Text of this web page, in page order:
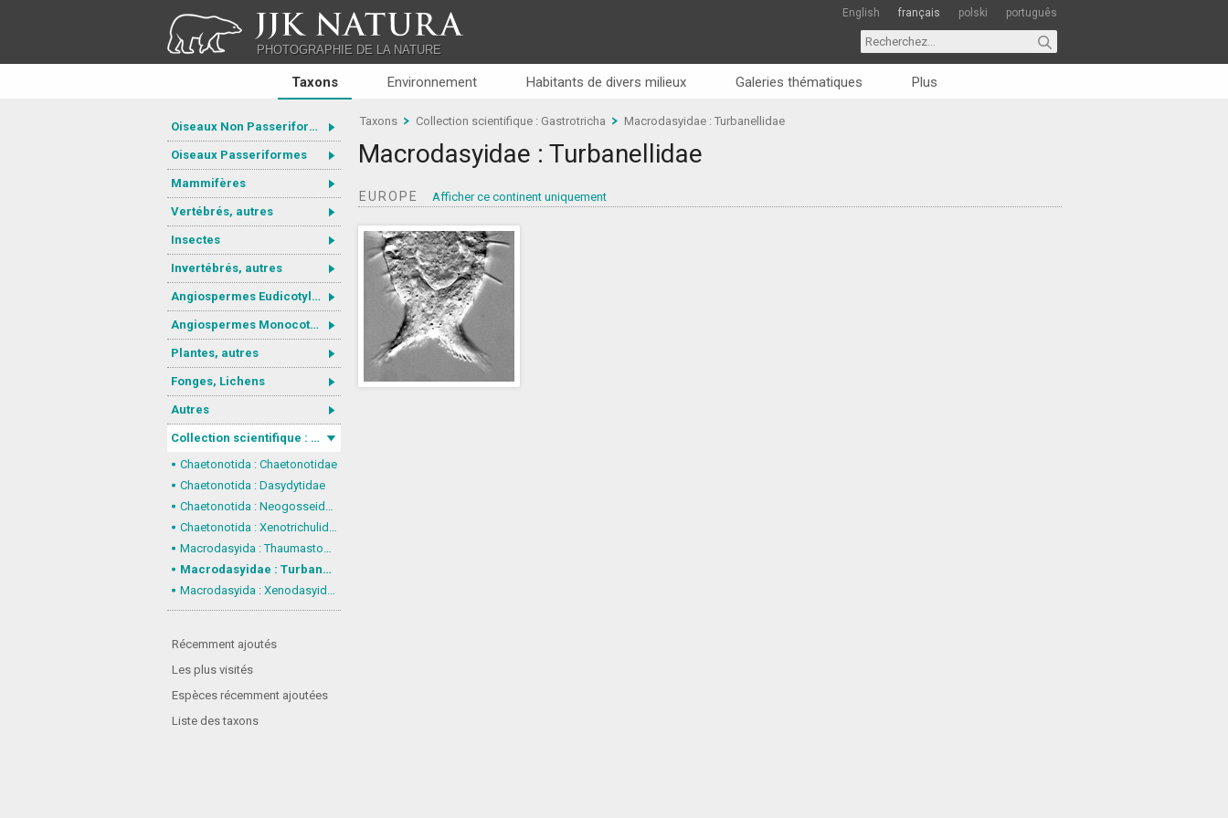
JJK NATURA
PHOTOGRAPHIE DE LA NATURE
English français polski português
Taxons Environnement Habitants de divers milieux Galeries thématiques Plus
Oiseaux Non Passeriformes
Oiseaux Passeriformes
Mammifères
Vertébrés, autres
Insectes
Invertébrés, autres
Angiospermes Eudicotylédones
Angiospermes Monocotylédones
Plantes, autres
Fonges, Lichens
Autres
Collection scientifique : Gastrotricha
Chaetonotida : Chaetonotidae
Chaetonotida : Dasydytidae
Chaetonotida : Neogosseidae
Chaetonotida : Xenotrichulidae
Macrodasyida : Thaumastodermatidae
Macrodasyidae : Turbanellidae
Macrodasyida : Xenodasyidae
Récemment ajoutés
Les plus visités
Espèces récemment ajoutées
Liste des taxons
Taxons Collection scientifique : Gastrotricha Macrodasyidae : Turbanellidae
Macrodasyidae : Turbanellidae
EUROPE Afficher ce continent uniquement